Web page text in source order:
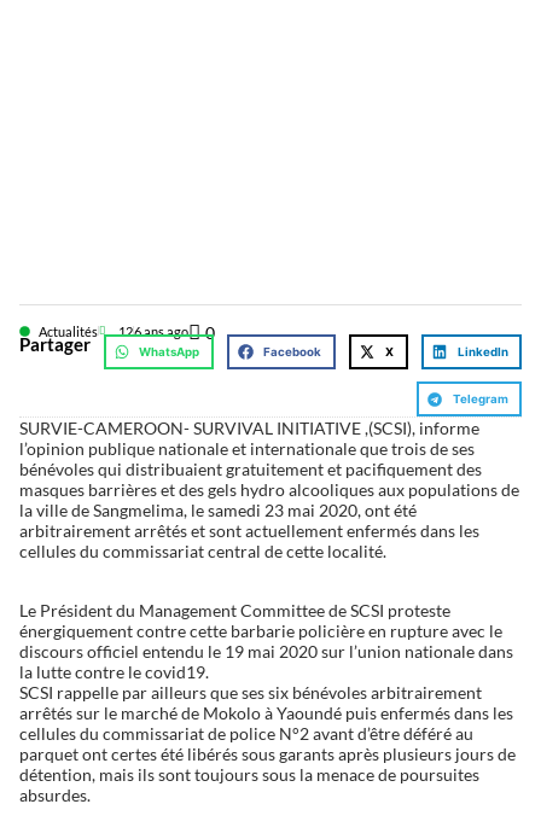
Actualités 126 ans ago 0
Partager WhatsApp Facebook X LinkedIn
Telegram
SURVIE-CAMEROON- SURVIVAL INITIATIVE ,(SCSI), informe
l’opinion publique nationale et internationale que trois de ses
bénévoles qui distribuaient gratuitement et pacifiquement des
masques barrières et des gels hydro alcooliques aux populations de
la ville de Sangmelima, le samedi 23 mai 2020, ont été
arbitrairement arrêtés et sont actuellement enfermés dans les
cellules du commissariat central de cette localité.
Le Président du Management Committee de SCSI proteste
énergiquement contre cette barbarie policière en rupture avec le
discours officiel entendu le 19 mai 2020 sur l’union nationale dans
la lutte contre le covid19.
SCSI rappelle par ailleurs que ses six bénévoles arbitrairement
arrêtés sur le marché de Mokolo à Yaoundé puis enfermés dans les
cellules du commissariat de police N°2 avant d’être déféré au
parquet ont certes été libérés sous garants après plusieurs jours de
détention, mais ils sont toujours sous la menace de poursuites
absurdes.